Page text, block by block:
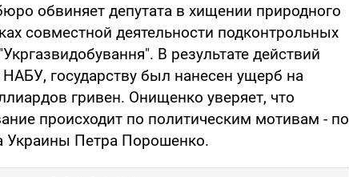
обвиняет депутата в хищении природного
совместной деятельности подконтрольных
В результате действий
НАБУ, государству был нанесен ущерб на
гривен. Онищенко уверяет, что
происходит по политическим мотивам - по
Украины Петра Порошенко.